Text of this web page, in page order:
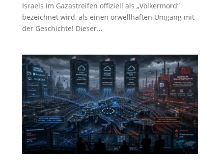
Israels im Gazastreifen offiziell als „Völkermord“
bezeichnet wird, als einen orwellhaften Umgang mit
der Geschichte! Dieser...